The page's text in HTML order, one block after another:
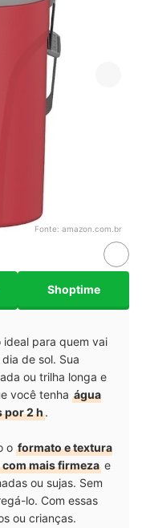
Fonte: amazon.com.br
Shoptime
ideal para quem vai
de sol. Sua
ou trilha longa e
você tenha água
por 2 h.
o formato e textura
mais firmeza e
ou sujas. Sem
lo. Com essas
ou crianças.